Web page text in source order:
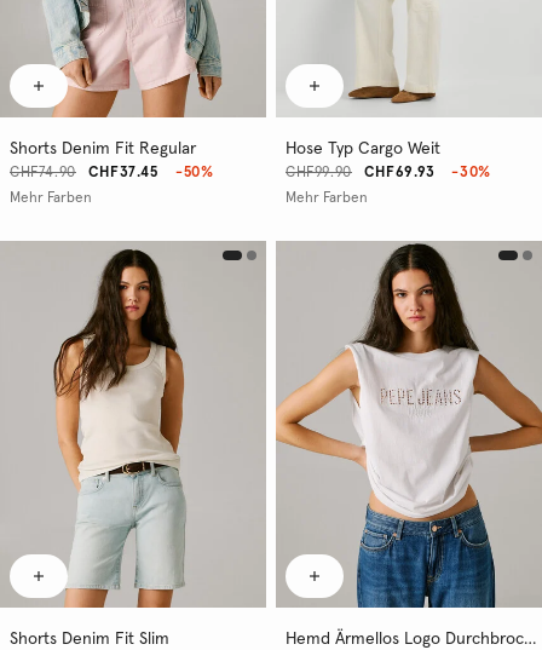
Shorts Denim Fit Regular
CHF37.45
CHF74.90
-50%
Mehr Farben
Hose Typ Cargo Weit
CHF69.93
CHF99.90
-30%
Mehr Farben
Shorts Denim Fit Slim Hemd Ärmellos Logo Durchbrochen